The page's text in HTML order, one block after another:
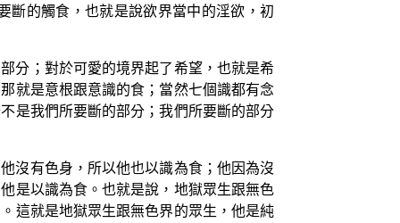
斷的觸食，也就是說欲界當中的淫欲，初
分；對於可愛的境界起了希望，也就是希
就是意根跟意識的食；當然七個識都有念
是我們所要斷的部分；我們所要斷的部分
沒有色身，所以他也以識為食；他因為沒
是以識為食。也就是說，地獄眾生跟無色
這就是地獄眾生跟無色界的眾生，他是純